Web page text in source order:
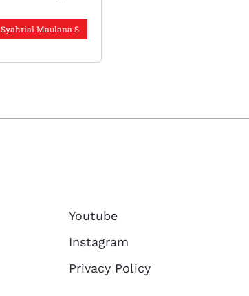
Syahrial Maulana S
Youtube
Instagram
Privacy Policy